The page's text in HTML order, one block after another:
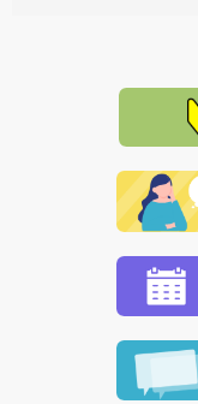
れの生産メーカ
で、 それぞれ個
品代金を返金い
その際は誠に申
願いいたします。
た場合、お客様
※「クレジットカ
定された場合は
ます。 （到着日
程に合わせてお届